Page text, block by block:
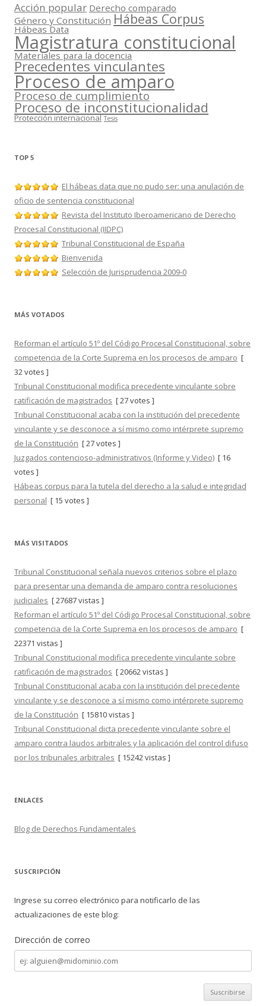
Acción popular Derecho comparado
Género y Constitución Hábeas Corpus
Hábeas Data
Magistratura constitucional
Materiales para la docencia
Precedentes vinculantes
Proceso de amparo
Proceso de cumplimiento
Proceso de inconstitucionalidad
Protección internacional Tesis
TOP 5
El hábeas data que no pudo ser: una anulación de
oficio de sentencia constitucional
Revista del Instituto Iberoamericano de Derecho
Procesal Constitucional (IIDPC)
Tribunal Constitucional de España
Bienvenida
Selección de Jurisprudencia 2009-0
MÁS VOTADOS
Reforman el artículo 51º del Código Procesal Constitucional, sobre
competencia de la Corte Suprema en los procesos de amparo [
32 votes ]
Tribunal Constitucional modifica precedente vinculante sobre
ratificación de magistrados [ 27 votes ]
Tribunal Constitucional acaba con la institución del precedente
vinculante y se desconoce a sí mismo como intérprete supremo
de la Constitución [ 27 votes ]
Juzgados contencioso-administrativos (Informe y Video) [ 16
votes ]
Hábeas corpus para la tutela del derecho a la salud e integridad
personal [ 15 votes ]
MÁS VISITADOS
Tribunal Constitucional señala nuevos criterios sobre el plazo
para presentar una demanda de amparo contra resoluciones
judiciales [ 27687 vistas ]
Reforman el artículo 51º del Código Procesal Constitucional, sobre
competencia de la Corte Suprema en los procesos de amparo [
22371 vistas ]
Tribunal Constitucional modifica precedente vinculante sobre
ratificación de magistrados [ 20662 vistas ]
Tribunal Constitucional acaba con la institución del precedente
vinculante y se desconoce a sí mismo como intérprete supremo
de la Constitución [ 15810 vistas ]
Tribunal Constitucional dicta precedente vinculante sobre el
amparo contra laudos arbitrales y la aplicación del control difuso
por los tribunales arbitrales [ 15242 vistas ]
ENLACES
Blog de Derechos Fundamentales
SUSCRIPCIÓN
Ingrese su correo electrónico para notificarlo de las
actualizaciones de este blog:
Dirección de correo
Dirección
de
correo